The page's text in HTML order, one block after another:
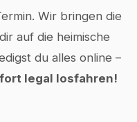
Wir bringen die
auf die heimische
du alles online –
legal losfahren!